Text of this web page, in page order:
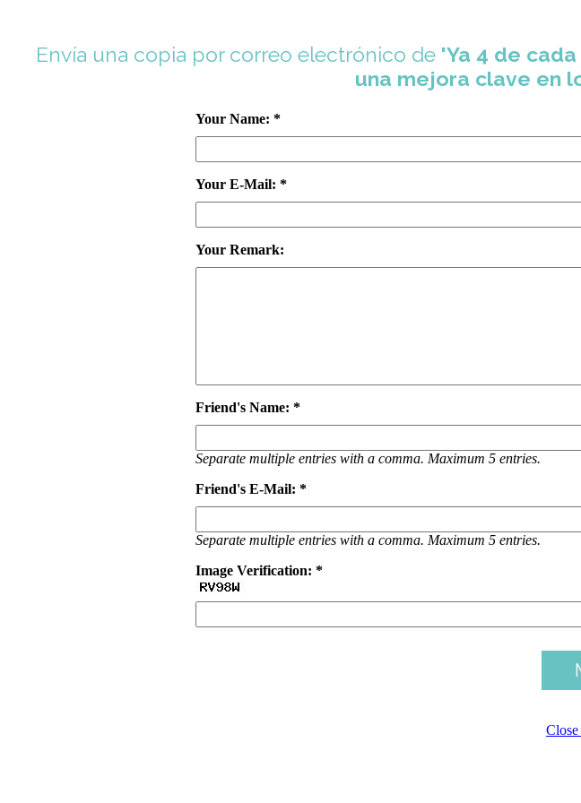
Envía una copia por correo electrónico de 'Ya 4 de
una mejora clave en
Your Name: *
Your E-Mail: *
Your Remark:
Friend's Name: *
Separate multiple entries with a comma. Maximum 5 entries.
Friend's E-Mail: *
Separate multiple entries with a comma. Maximum 5 entries.
Image Verification: *